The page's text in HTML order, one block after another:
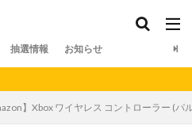
抽選情報 お知らせ
】Xbox ワイヤレス コントローラー (パ